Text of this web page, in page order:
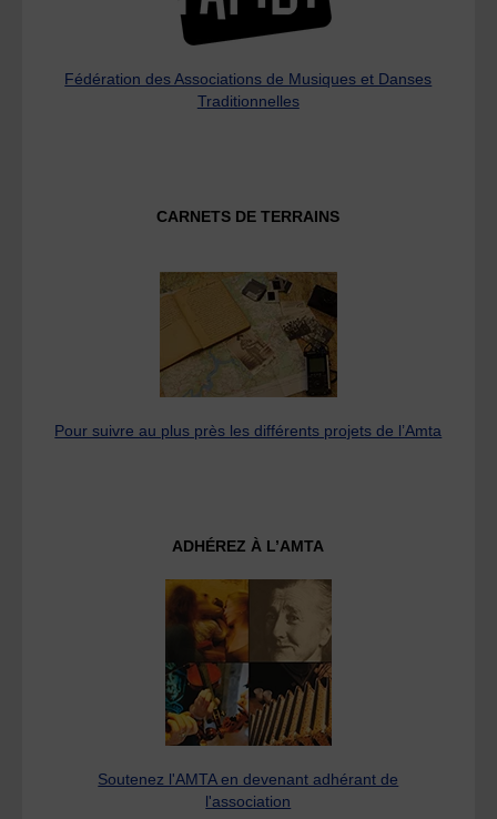
Fédération des Associations de Musiques et Danses
Traditionnelles
CARNETS DE TERRAINS
Pour suivre au plus près les différents projets de l’Amta
ADHÉREZ À L’AMTA
Soutenez l'AMTA en devenant adhérant de
l'association